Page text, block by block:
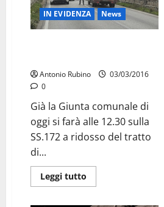
IN EVIDENZA News
Antonio Rubino
03/03/2016
0
Già la Giunta comunale di
oggi si farà alle 12.30 sulla
SS.172 a ridosso del tratto
di...
Leggi tutto